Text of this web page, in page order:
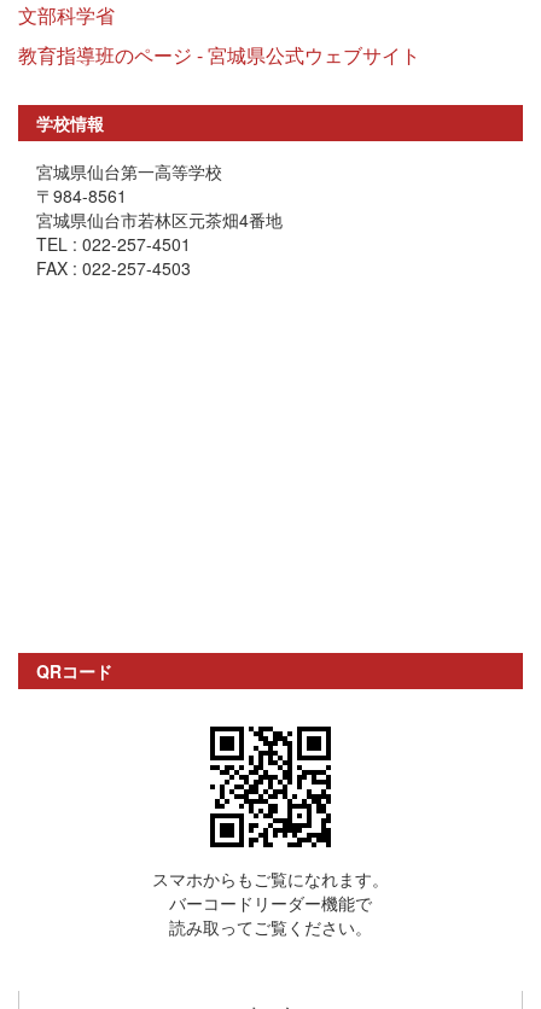
文部科学省
教育指導班のページ - 宮城県公式ウェブサイト
学校情報
宮城県仙台第一高等学校
〒984-8561
宮城県仙台市若林区元茶畑4番地
TEL : 022-257-4501
FAX : 022-257-4503
QRコード
スマホからもご覧になれます。
バーコードリーダー機能で
読み取ってご覧ください。